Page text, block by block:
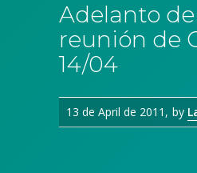
Adelanto de
reunión de
14/04
13 de April de 2011 by